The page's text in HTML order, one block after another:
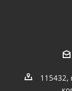
115432,